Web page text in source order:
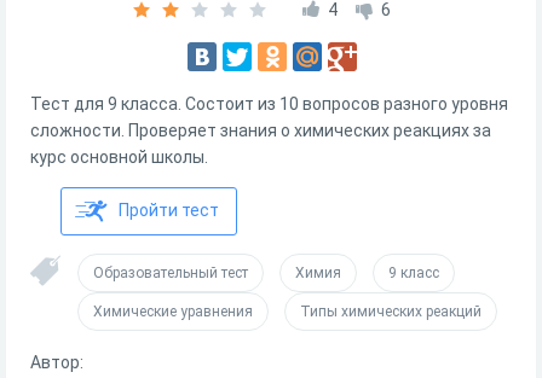
4 6
Тест для 9 класса. Состоит из 10 вопросов разного уровня
сложности. Проверяет знания о химических реакциях за
курс основной школы.
Пройти тест
Образовательный тест Химия 9 класс
Химические уравнения Типы химических реакций
Автор: